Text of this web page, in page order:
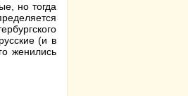
но тогда
(и в
женились